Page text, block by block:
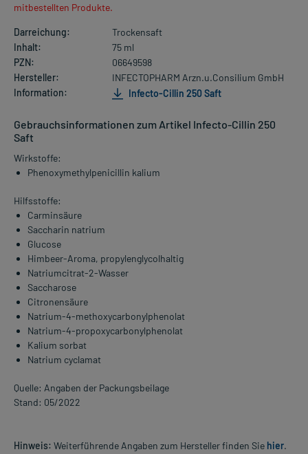
mitbestellten Produkte.
Darreichung:
Trockensaft
Inhalt:
75 ml
PZN:
06649598
Hersteller:
INFECTOPHARM Arzn.u.Consilium GmbH
Information:
Infecto-Cillin 250 Saft
Gebrauchsinformationen zum Artikel Infecto-Cillin 250
Saft
Wirkstoffe:
Phenoxymethylpenicillin kalium
Hilfsstoffe:
Carminsäure
Saccharin natrium
Glucose
Himbeer-Aroma, propylenglycolhaltig
Natriumcitrat-2-Wasser
Saccharose
Citronensäure
Natrium-4-methoxycarbonylphenolat
Natrium-4-propoxycarbonylphenolat
Kalium sorbat
Natrium cyclamat
Quelle: Angaben der Packungsbeilage
Stand: 05/2022
Hinweis: Weiterführende Angaben zum Hersteller finden Sie hier.